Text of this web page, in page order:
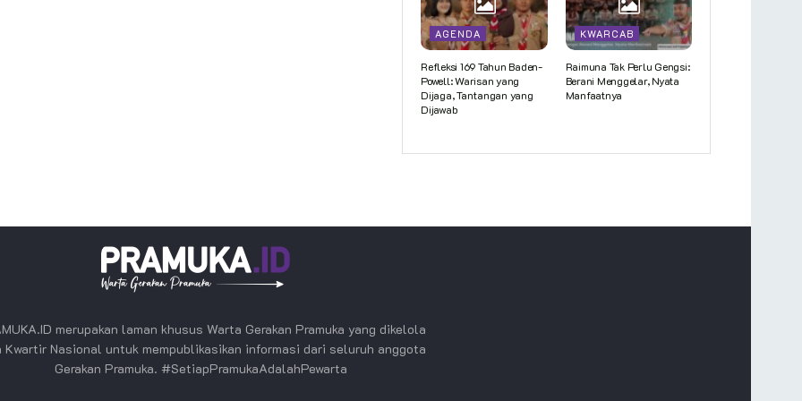
AGENDA
Refleksi 169 Tahun Baden-
Powell: Warisan yang
Dijaga, Tantangan yang
Dijawab
KWARCAB
Raimuna Tak Perlu Gengsi:
Berani Menggelar, Nyata
Manfaatnya
merupakan laman khusus Warta Gerakan Pramuka yang dikelola
Kwartir Nasional untuk mempublikasikan informasi dari seluruh anggota
Gerakan Pramuka. #SetiapPramukaAdalahPewarta